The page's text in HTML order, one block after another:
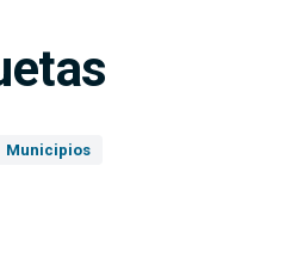
Municipios